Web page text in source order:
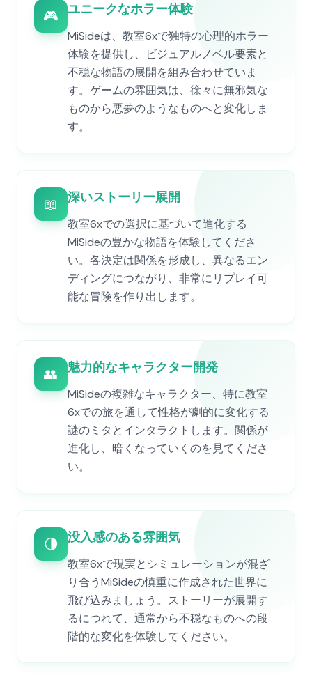
🎮 ユニークなホラー体験
MiSideは、教室6xで独特の心理的ホラー
体験を提供し、ビジュアルノベル要素と
不穏な物語の展開を組み合わせていま
す。ゲームの雰囲気は、徐々に無邪気な
ものから悪夢のようなものへと変化しま
す。
📖 深いストーリー展開
教室6xでの選択に基づいて進化する
MiSideの豊かな物語を体験してくださ
い。各決定は関係を形成し、異なるエン
ディングにつながり、非常にリプレイ可
能な冒険を作り出します。
👥 魅力的なキャラクター開発
MiSideの複雑なキャラクター、特に教室
6xでの旅を通して性格が劇的に変化する
謎のミタとインタラクトします。関係が
進化し、暗くなっていくのを見てくださ
い。
🌗 没入感のある雰囲気
教室6xで現実とシミュレーションが混ざ
り合うMiSideの慎重に作成された世界に
飛び込みましょう。ストーリーが展開す
るにつれて、通常から不穏なものへの段
階的な変化を体験してください。